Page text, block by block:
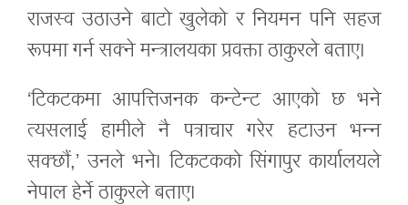
राजस्व उठाउने बाटो खुलेको र नियमन पनि सहज
रूपमा गर्न सक्ने मन्त्रालयका प्रवक्ता ठाकुरले बताए।
‘टिकटकमा आपत्तिजनक कन्टेन्ट आएको छ भने
त्यसलाई हामीले नै पत्राचार गरेर हटाउन भन्न
सक्छौं,’ उनले भने। टिकटकको सिंगापुर कार्यालयले
नेपाल हेर्ने ठाकुरले बताए।